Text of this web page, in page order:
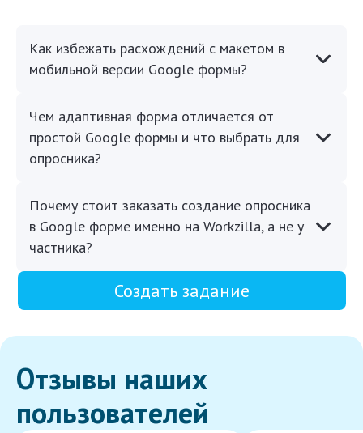
Как избежать расхождений с макетом в
мобильной версии Google формы?
Чем адаптивная форма отличается от
простой Google формы и что выбрать для
опросника?
Почему стоит заказать создание опросника
в Google форме именно на Workzilla, а не у
частника?
Создать задание
Отзывы наших
пользователей